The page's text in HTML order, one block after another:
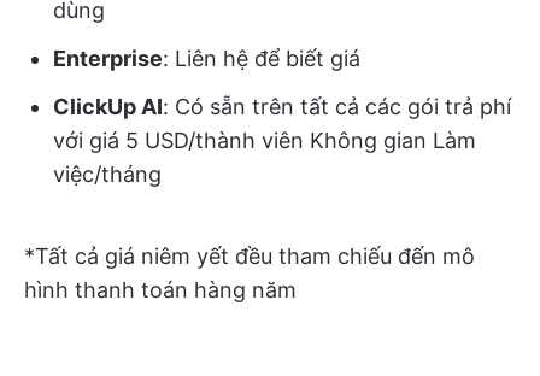
dùng
Enterprise: Liên hệ để biết giá
ClickUp AI: Có sẵn trên tất cả các gói trả phí
với giá 5 USD/thành viên Không gian Làm
việc/tháng
*Tất cả giá niêm yết đều tham chiếu đến mô
hình thanh toán hàng năm